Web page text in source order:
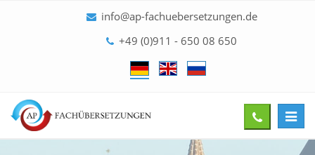
info@ap-fachuebersetzungen.de
+49 (0)911 - 650 08 650
Give
us